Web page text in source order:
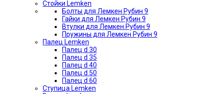
Стойки Lemken
Болты для Лемкен Рубин 9
Гайки для Лемкен Рубин 9
Втулки для Лемкен Рубин 9
Пружины для Лемкен Рубин 9
Палец Lemken
Палец d 30
Палец d 35
Палец d 40
Палец d 50
Палец d 60
Ступица Lemken